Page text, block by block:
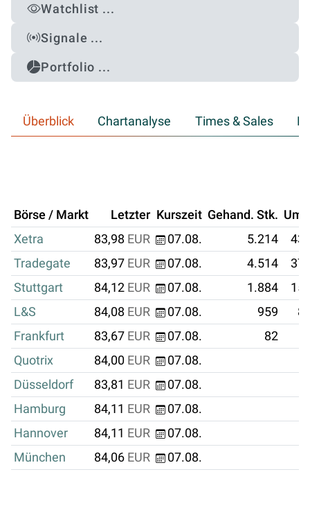
Watchlist ...
Signale ...
Portfolio ...
Überblick Chartanalyse Times & Sales
Börse / Markt Letzter Kurszeit Gehand. Stk.
Xetra
83,98 EUR 07.08. 5.214
Tradegate
83,97 EUR 07.08. 4.514
Stuttgart
84,12 EUR 07.08. 1.884
L&S
84,08 EUR 07.08. 959
Frankfurt
83,67 EUR 07.08. 82
Quotrix
84,00 EUR
07.08.
Düsseldorf
83,81 EUR
07.08.
Hamburg
84,11 EUR
07.08.
Hannover
84,11 EUR
07.08.
München
84,06 EUR 07.08.